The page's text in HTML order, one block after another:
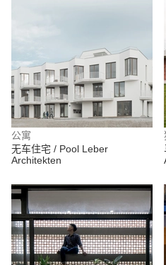
公寓
无车住宅 / Pool Leber
Architekten